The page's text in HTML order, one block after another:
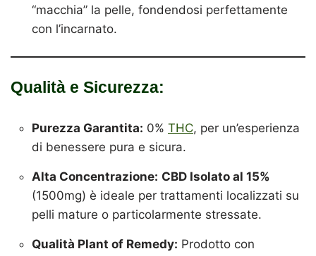
“macchia” la pelle, fondendosi perfettamente
con l’incarnato.
Qualità e Sicurezza:
Purezza Garantita: 0% THC, per un’esperienza
di benessere pura e sicura.
Alta Concentrazione: CBD Isolato al 15%
(1500mg) è ideale per trattamenti localizzati su
pelli mature o particolarmente stressate.
Qualità Plant of Remedy: Prodotto con